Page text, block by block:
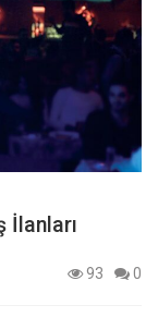
İlanları
93
0